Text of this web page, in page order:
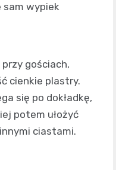
sam wypiek
gościach,
cienkie plastry.
się po dokładkę,
potem ułożyć
ciastami.